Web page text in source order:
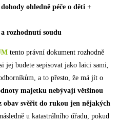
ohledně péče o děti +
rozhodnutí soudu
tento právní dokument rozhodně
jej budete sepisovat jako laici sami,
a to přesto, že má jít o
majetku nebývají většinou
obav svěřit do rukou jen nějakých
u katastrálního úřadu, pokud